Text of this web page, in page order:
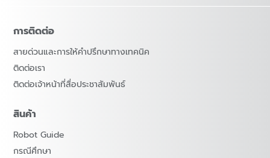
การติดต่อ
สายด่วนและการให้คำปรึกษาทางเทคนิค
ติดต่อเรา
ติดต่อเจ้าหน้าที่สื่อประชาสัมพันธ์
สินค้า
Robot Guide
กรณีศึกษา